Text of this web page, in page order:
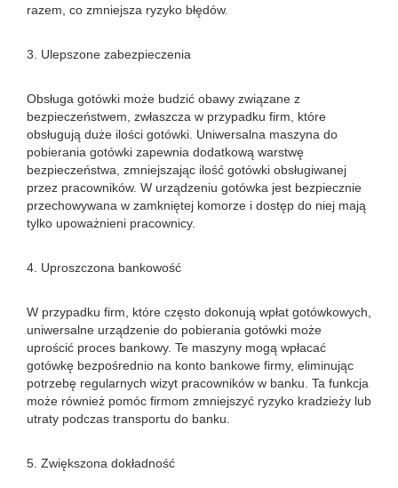
razem, co zmniejsza ryzyko błędów.
3. Ulepszone zabezpieczenia
Obsługa gotówki może budzić obawy związane z
bezpieczeństwem, zwłaszcza w przypadku firm, które
obsługują duże ilości gotówki. Uniwersalna maszyna do
pobierania gotówki zapewnia dodatkową warstwę
bezpieczeństwa, zmniejszając ilość gotówki obsługiwanej
przez pracowników. W urządzeniu gotówka jest bezpiecznie
przechowywana w zamkniętej komorze i dostęp do niej mają
tylko upoważnieni pracownicy.
4. Uproszczona bankowość
W przypadku firm, które często dokonują wpłat gotówkowych,
uniwersalne urządzenie do pobierania gotówki może
uprościć proces bankowy. Te maszyny mogą wpłacać
gotówkę bezpośrednio na konto bankowe firmy, eliminując
potrzebę regularnych wizyt pracowników w banku. Ta funkcja
może również pomóc firmom zmniejszyć ryzyko kradzieży lub
utraty podczas transportu do banku.
5. Zwiększona dokładność